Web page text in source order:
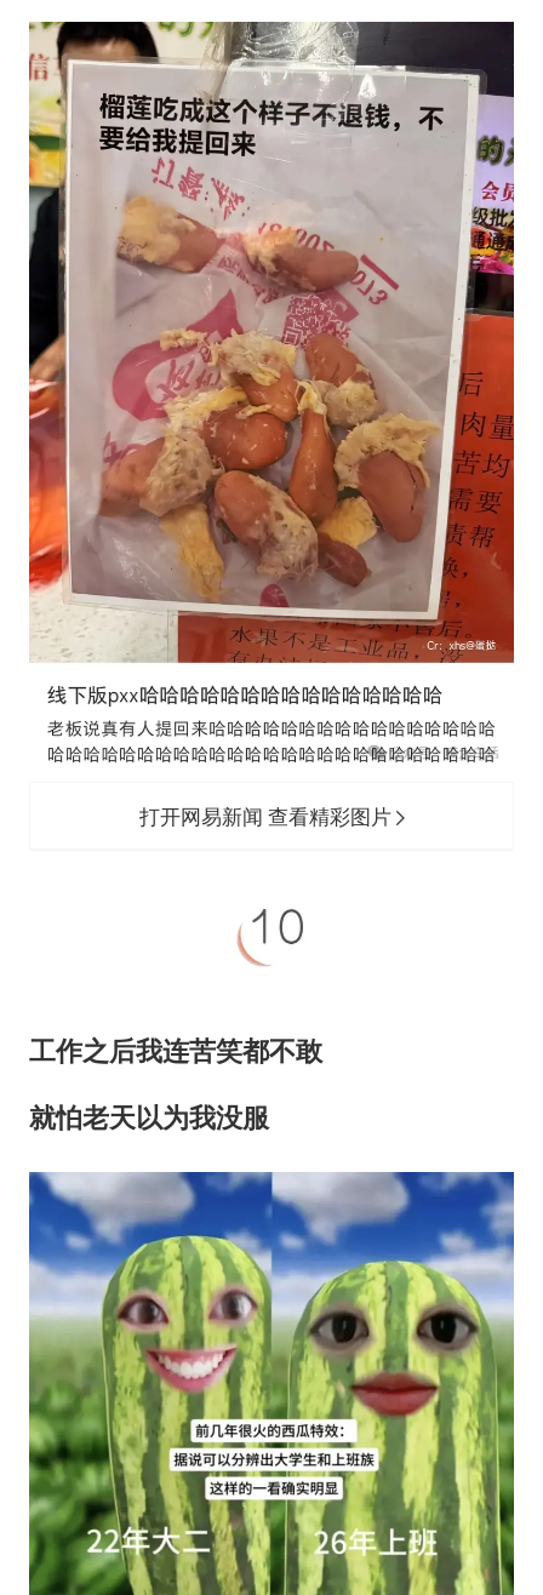
打开网易新闻 查看精彩图片
工作之后我连苦笑都不敢
就怕老天以为我没服